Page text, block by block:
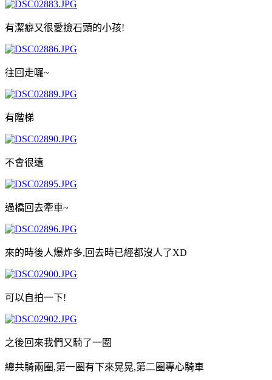
有潔癖又很愛撿石頭的小孩!
往回走囉~
有階梯
不會很遠
過橋回去牽車~
來的時後人爆炸多,回去時已經都沒人了XD
可以自拍一下!
之後回來我們又騎了一圈
總共騎兩圈,第一圈有下來晃晃,第二圈專心騎車